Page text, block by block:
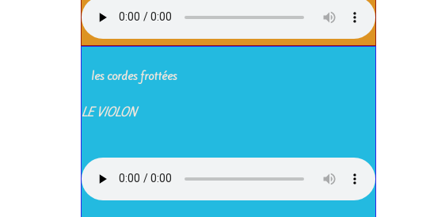
les cordes frottées
LE VIOLON